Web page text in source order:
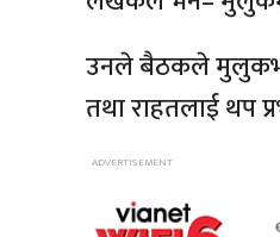
उनले बैठकले मुलुकभर
तथा राहतलाई थप